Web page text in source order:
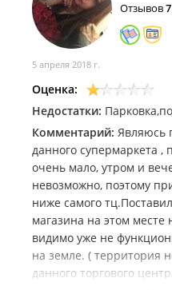
Магазины цифровой техники:
Магазин цифровой
Компании по
Салон красоты "
Фотоцентр "Фото Века
Торгово-сервисная
безопасности";
Торгово-сервисная
Компания по
Служба доставки еды "
Служба доставки еды "
Отзывов7
5 апреля 2018 г.
Оценка:
Недостатки:
Комментарий: Являюсь
данного супермаркета ,
очень мало, утром и
невозможно, поэтому
ниже самого
магазина на этом месте
видимо уже не
на земле. ( территория
данного торгового